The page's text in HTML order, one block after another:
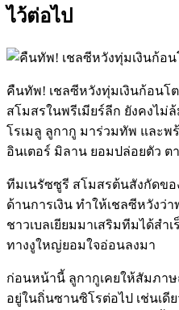
ไว้ต่อไป
คืนทัพ! เชลซีหวังทุ่มเงินก้อนโ
สโมสรในพรีเมียร์ลีก ยังคงไม่
โรเมลู ลูกากู มาร่วมทัพ และพ
อินเตอร์ มิลาน ยอมปล่อยตัว ต
ทีมเนรัซซูรี สโมสรต้นสังกัดข
ด้านการเงิน ทำให้เชลซีหวังว่
ชาวเบลเยียมมาเสริมทีมได้สำ
ทางงูใหญ่ยอมใจอ่อนลงมา
ก่อนหน้านี้ ลูกากูเคยให้สัมภา
อยู่ในถิ่นซานซิโรต่อไป เช่นเดี